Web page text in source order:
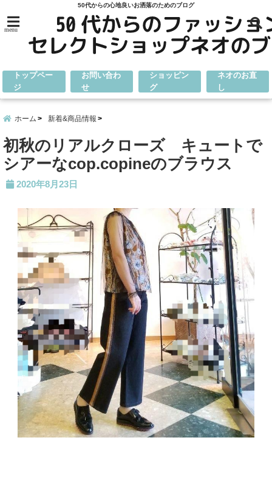
50代からの心地良いお洒落のためのブログ
menu
トップペー
ジ
お問い合わ
せ
ショッピン
グ
ネオのお直
し
ホーム 新着&商品情報
初秋のリアルクローズ キュートで
シアーなcop.copineのブラウス
2020年8月23日